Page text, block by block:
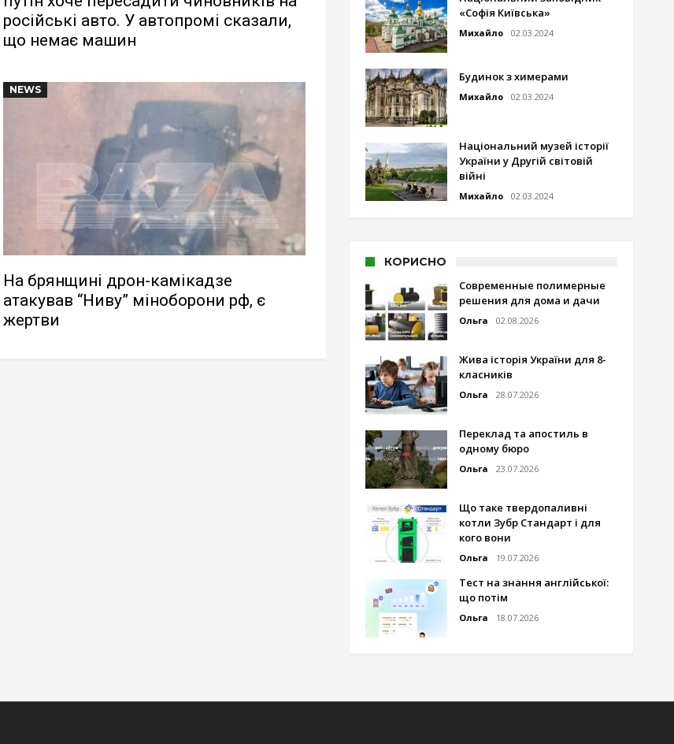
російські авто. У автопромі сказали,
що немає машин
NEWS
На брянщині дрон-камікадзе
атакував “Ниву” міноборони рф, є
жертви
«Софія Київська»
Михайло 02.03.2024
Будинок з химерами
Михайло 02.03.2024
Національний музей історії
України у Другій світовій
війні
Михайло 02.03.2024
КОРИСНО
Современные полимерные
решения для дома и дачи
Ольга 02.08.2026
Жива історія України для 8-
класників
Ольга 28.07.2026
Переклад та апостиль в
одному бюро
Ольга 23.07.2026
Що таке твердопаливні
котли Зубр Стандарт і для
кого вони
Ольга 19.07.2026
Тест на знання англійської:
що потім
Ольга 18.07.2026